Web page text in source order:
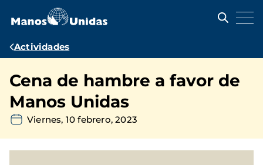
contenido
Ruta
navegación
Actividades
Cena de hambre a favor de
Manos Unidas
Viernes, 10 febrero, 2023